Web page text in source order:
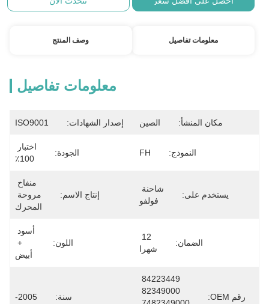
معلومات تفاصيل وصف المنتج
معلومات تفاصيل
مكان المنشأ: الصين إصدار الشهادات: ISO9001
النموذج: FH الجودة:
100٪
يستخدم على:
فولفو
إنتاج الاسم:
المحرك
الضمان:
شهرا
اللون:
أبيض
رقم OEM: سنة: 2005-